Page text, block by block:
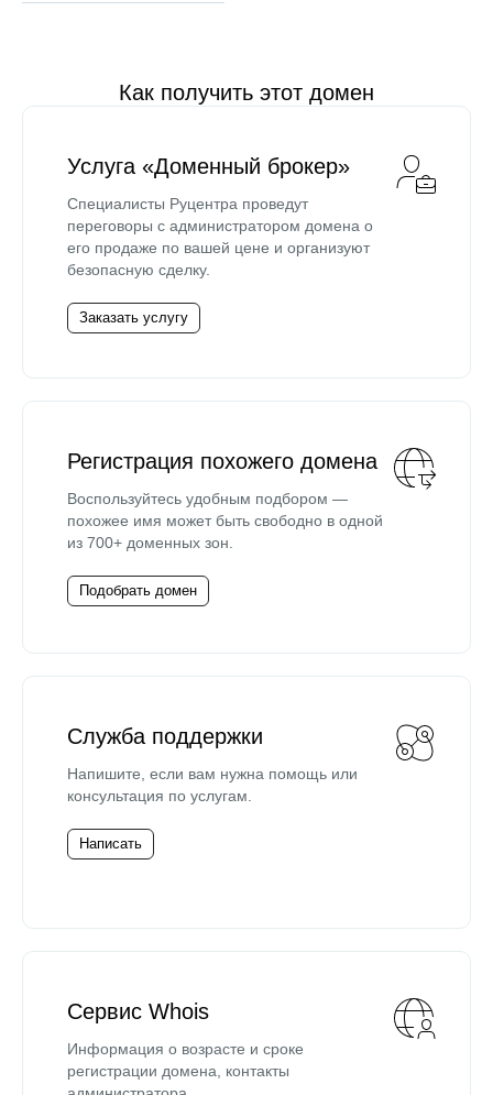
Как получить этот домен
Услуга «Доменный брокер»
Специалисты Руцентра проведут
переговоры с администратором домена о
его продаже по вашей цене и организуют
безопасную сделку.
Заказать услугу
Регистрация похожего домена
Воспользуйтесь удобным подбором —
похожее имя может быть свободно в одной
из 700+ доменных зон.
Подобрать домен
Служба поддержки
Напишите, если вам нужна помощь или
консультация по услугам.
Написать
Сервис Whois
Информация о возрасте и сроке
регистрации домена, контакты